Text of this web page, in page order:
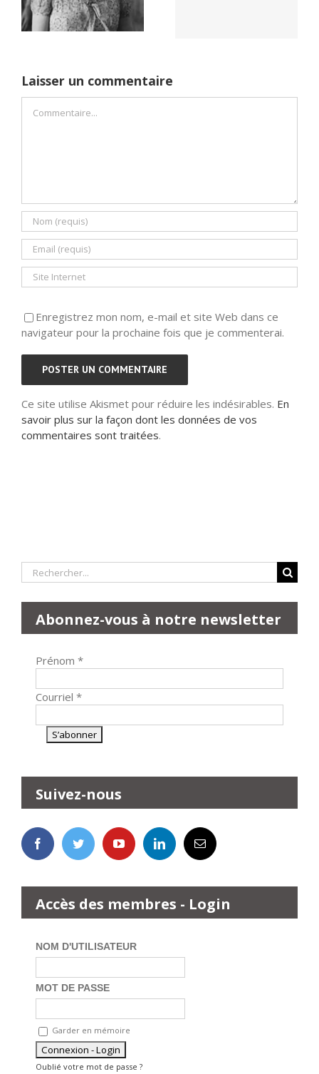
Dreams (1989)
Laisser un commentaire
Enregistrez mon nom, e-mail et site Web dans ce
navigateur pour la prochaine fois que je commenterai.
Ce site utilise Akismet pour réduire les indésirables. En
savoir plus sur la façon dont les données de vos
commentaires sont traitées.
Rechercher:
Abonnez-vous à notre newsletter
Prénom *
Courriel *
Suivez-nous
Accès des membres - Login
NOM D'UTILISATEUR
MOT DE PASSE
Garder en mémoire
Oublié votre mot de passe ?